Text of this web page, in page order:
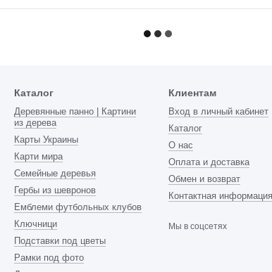
Каталог
Деревянные панно | Картини
из дерева
Карты Украины
Карти мира
Семейные деревья
Гербы из шевронов
Емблеми футбольных клубов
Ключници
Подставки под цветы
Рамки под фото
Клиентам
Вход в личный кабинет
Каталог
О нас
Оплата и доставка
Обмен и возврат
Контактная информация
Мы в соцсетях